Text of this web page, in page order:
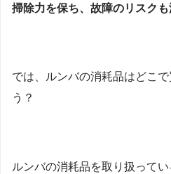
掃除力を保ち、故障のリスクも
では、ルンバの消耗品はどこ
う？
ルンバの消耗品を取り扱って